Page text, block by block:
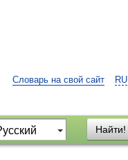
RU
Словарь на свой сайт
Найти!